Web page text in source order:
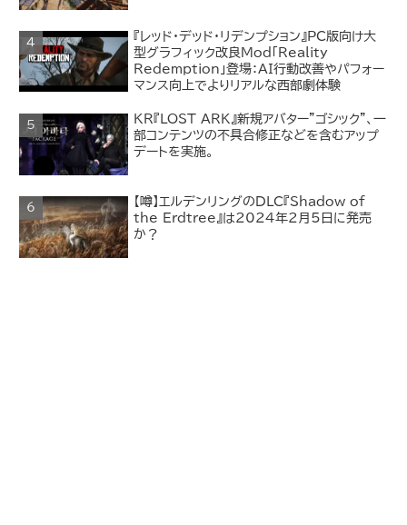
『レッド・デッド・リデンプション』PC版向け大
型グラフィック改良Mod「Reality
Redemption」登場：AI行動改善やパフォー
マンス向上でよりリアルな西部劇体験
KR『LOST ARK』新規アバター"ゴシック"、一
部コンテンツの不具合修正などを含むアップ
デートを実施。
【噂】エルデンリングのDLC『Shadow of
the Erdtree』は2024年2月5日に発売
か？